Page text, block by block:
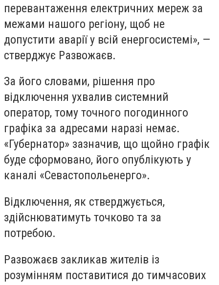
перевантаження електричних мереж за
межами нашого регіону, щоб не
допустити аварії у всій енергосистемі», —
стверджує Развожаєв.
За його словами, рішення про
відключення ухвалив системний
оператор, тому точного погодинного
графіка за адресами наразі немає.
«Губернатор» зазначив, що щойно графік
буде сформовано, його опублікують у
каналі «Севастопольенерго».
Відключення, як стверджується,
здійснюватимуть точково та за
потребою.
Развожаєв закликав жителів із
розумінням поставитися до тимчасових